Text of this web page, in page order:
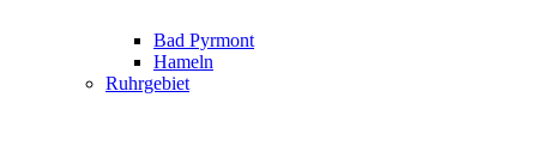
Bad Pyrmont
Hameln
Ruhrgebiet